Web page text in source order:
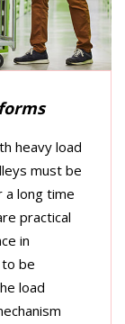
heavy load
must be
a long time
practical
in
be
load